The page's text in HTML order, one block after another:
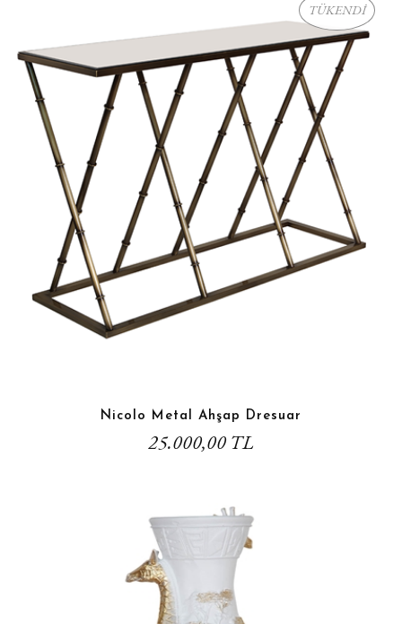
TÜKENDİ
Nicolo Metal Ahşap Dresuar
25.000,00 TL